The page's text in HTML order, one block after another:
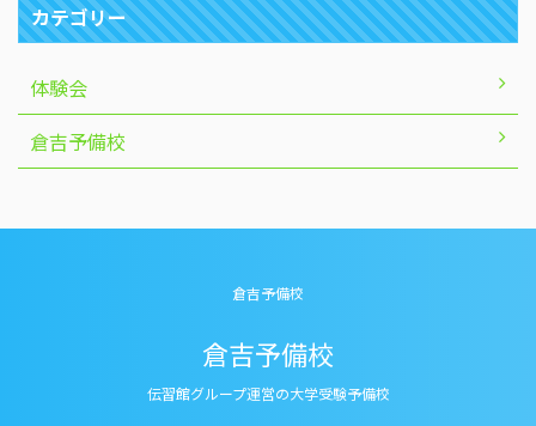
カテゴリー
体験会
倉吉予備校
倉吉予備校
倉吉予備校
伝習館グループ運営の大学受験予備校